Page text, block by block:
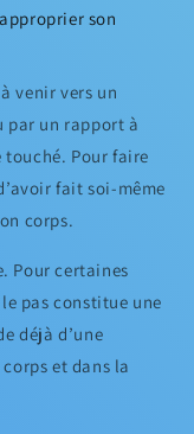
son
venir vers un
par un rapport à
touché. Pour faire
fait soi-même
corps.
Pour certaines
pas constitue une
déjà d’une
et dans la